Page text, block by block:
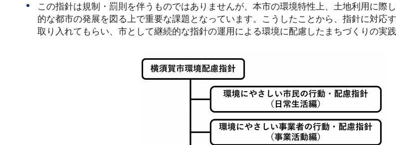
この指針は規制・罰則を伴うものではありませんが、本市の環境特性上、土地利用に際
的な都市の発展を図る上で重要な課題となっています。こうしたことから、指針に対応
取り入れてもらい、市として継続的な指針の運用による環境に配慮したまちづくりの実